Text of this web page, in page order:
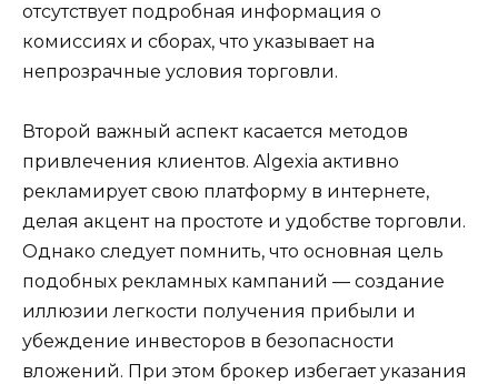
отсутствует подробная информация о
комиссиях и сборах, что указывает на
непрозрачные условия торговли.
Второй важный аспект касается методов
привлечения клиентов. Algexia активно
рекламирует свою платформу в интернете,
делая акцент на простоте и удобстве торговли.
Однако следует помнить, что основная цель
подобных рекламных кампаний — создание
иллюзии легкости получения прибыли и
убеждение инвесторов в безопасности
вложений. При этом брокер избегает указания